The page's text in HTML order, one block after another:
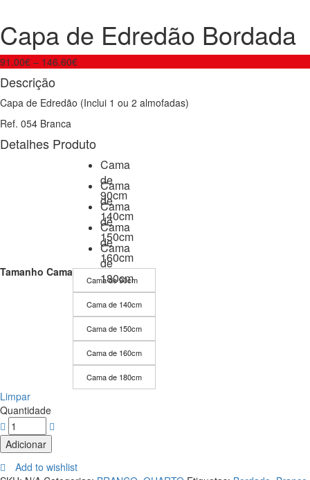
Básica
Percal
200
fios
Bolinhas
Bordadas
Capa de Edredão Bordada
91.00€ – 146.60€
Descrição
Capa de Edredão (Inclui 1 ou 2 almofadas)
Ref. 054 Branca
Detalhes Produto
Tamanho Cama
Cama
de
90cm
Cama
de
140cm
Cama
de
150cm
Cama
de
160cm
Cama
de
180cm
Cama de 90cm
Cama de 140cm
Cama de 150cm
Cama de 160cm
Cama de 180cm
Limpar
Quantidade
Adicionar
Add to wishlist